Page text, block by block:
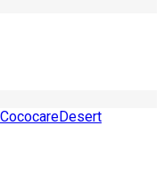
CococareDesert